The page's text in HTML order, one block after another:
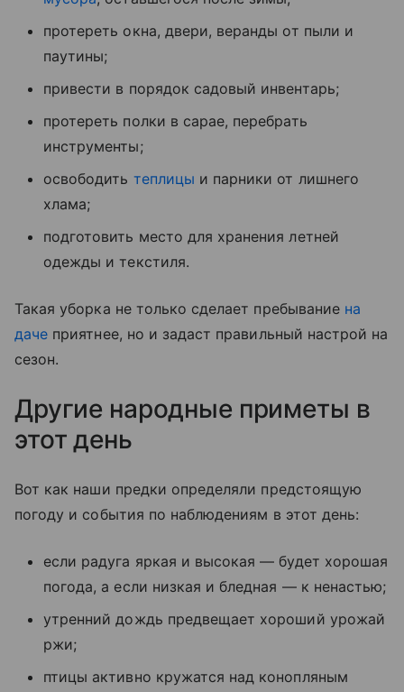
протереть окна, двери, веранды от пыли и
паутины;
привести в порядок садовый инвентарь;
протереть полки в сарае, перебрать
инструменты;
освободить теплицы и парники от лишнего
хлама;
подготовить место для хранения летней
одежды и текстиля.
Такая уборка не только сделает пребывание на
даче приятнее, но и задаст правильный настрой на
сезон.
Другие народные приметы в
этот день
Вот как наши предки определяли предстоящую
погоду и события по наблюдениям в этот день:
если радуга яркая и высокая — будет хорошая
погода, а если низкая и бледная — к ненастью;
утренний дождь предвещает хороший урожай
ржи;
птицы активно кружатся над конопляным